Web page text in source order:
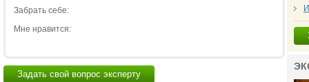
Забрать себе:
Мне нравится:
Задать свой вопрос эксперту